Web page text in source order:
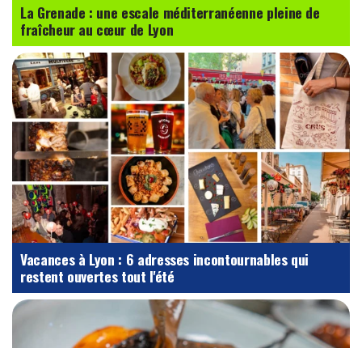
La Grenade : une escale méditerranéenne pleine de
fraîcheur au cœur de Lyon
Vacances à Lyon : 6 adresses incontournables qui
restent ouvertes tout l'été